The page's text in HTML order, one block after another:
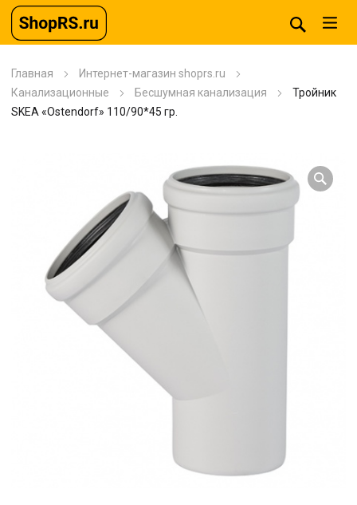
Главная
Интернет-магазин shoprs.ru
Канализационные
Бесшумная канализация
Тройник
SKEA «Ostendorf» 110/90*45 гр.